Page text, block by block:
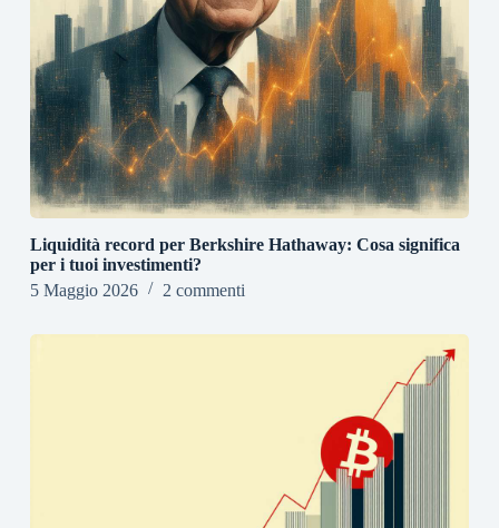
Liquidità record per Berkshire Hathaway: Cosa significa
per i tuoi investimenti?
5 Maggio 2026
2 commenti